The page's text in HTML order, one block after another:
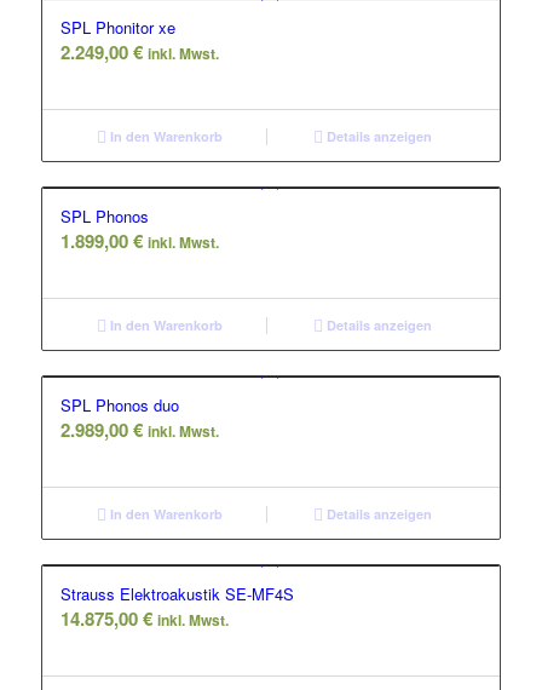
SPL Phonitor xe
2.249,00€ inkl. Mwst.
In den Warenkorb Details anzeigen
SPL Phonos
1.899,00€ inkl. Mwst.
In den Warenkorb Details anzeigen
SPL Phonos duo
2.989,00€ inkl. Mwst.
In den Warenkorb Details anzeigen
Strauss Elektroakustik SE-MF4S
14.875,00€ inkl. Mwst.